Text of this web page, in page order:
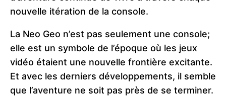
nouvelle itération de la console.
La Neo Geo n’est pas seulement une console;
elle est un symbole de l’époque où les jeux
vidéo étaient une nouvelle frontière excitante.
Et avec les derniers développements, il semble
que l’aventure ne soit pas près de se terminer.